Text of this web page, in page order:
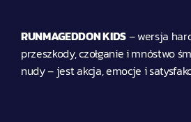
RUNMAGEDDON KIDS – wersja
przeszkody, czołganie i mnóstwo
nudy – jest akcja, emocje i